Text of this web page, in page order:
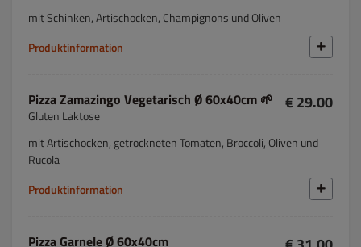
mit Schinken, Artischocken, Champignons und Oliven
Produktinformation
Pizza Zamazingo Vegetarisch Ø 60x40cm 🌱
Gluten Laktose
€ 29.00
mit Artischocken, getrockneten Tomaten, Broccoli, Oliven und
Rucola
Produktinformation
Pizza Garnele Ø 60x40cm